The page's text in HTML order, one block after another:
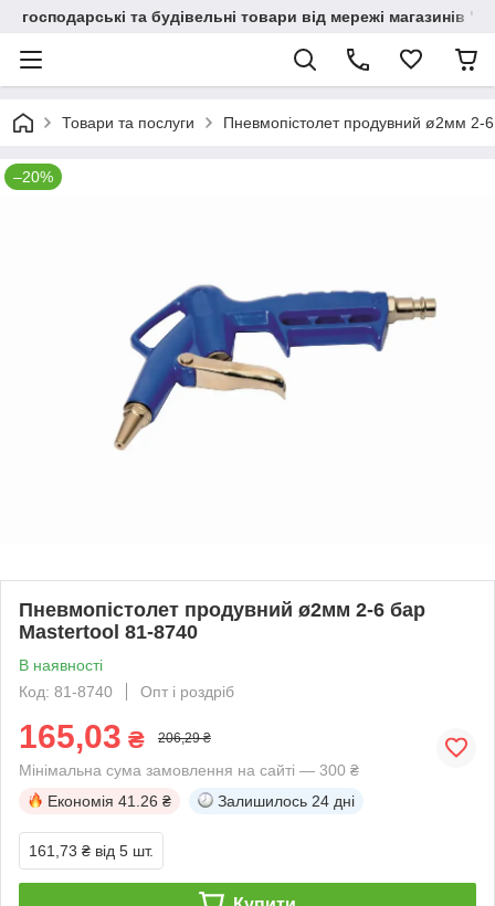
господарські та будівельні товари від мережі магазинів
Товари та послуги Пневмопістолет продувний ø2мм 2-
–20%
Пневмопістолет продувний ø2мм 2-6 бар
Mastertool 81-8740
В наявності
Код: 81-8740
Опт і роздріб
165,03 ₴ 206,29 ₴
Мінімальна сума замовлення на сайті — 300 ₴
Економія 41.26 ₴ Залишилось 24 дні
161,73 ₴ від 5 шт.